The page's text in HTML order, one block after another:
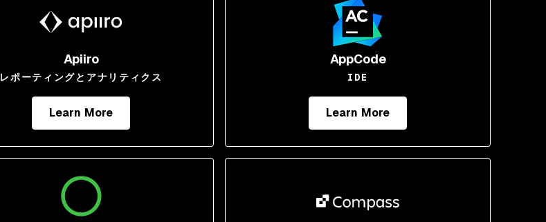
Apiiro
レポーティングとアナリティクス
Learn More
AppCode
IDE
Learn More